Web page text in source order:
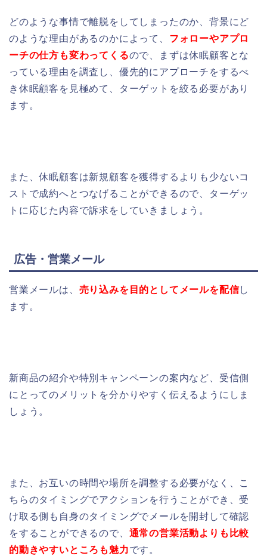
どのような事情で離脱をしてしまったのか 、背景にど
のような理由があるのかによって、 フォローやアプロ
ーチの仕方も変わってくるので、まずは休眠顧客とな
っている理由を調査し、優先的にアプローチをするべ
き休眠顧客を見極めて、ターゲットを絞る必要があり
ます。
また、休眠顧客は新規顧客を獲得するよりも少ないコ
ストで成約へとつなげることができるので、ターゲッ
トに応じた内容で訴求をしていきましょう。
広告・営業メール
営業メールは、 売り込みを目的としてメールを配信し
ます。
新商品の紹介や特別キャンペーンの案内など、受信側
にとってのメリットを分かりやすく伝えるようにしま
しょう。
また、 お互いの時間や場所を調整する必要がなく、こ
ちらのタイミングでアクションを行うことができ
、受
け取る側も自身のタイミングでメールを開封して確認
をすることができるので、 通常の営業活動よりも比較
的動きやすいところも魅力です。